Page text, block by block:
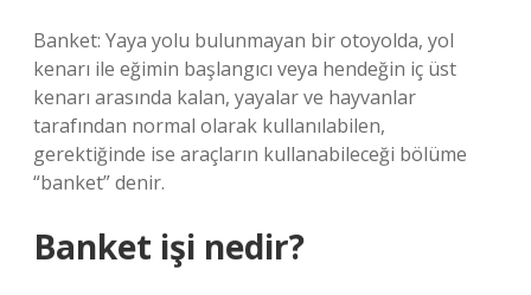
Banket: Yaya yolu bulunmayan bir otoyolda, yol
kenarı ile eğimin başlangıcı veya hendeğin iç üst
kenarı arasında kalan, yayalar ve hayvanlar
tarafından normal olarak kullanılabilen,
gerektiğinde ise araçların kullanabileceği bölüme
“banket” denir.
Banket işi nedir?